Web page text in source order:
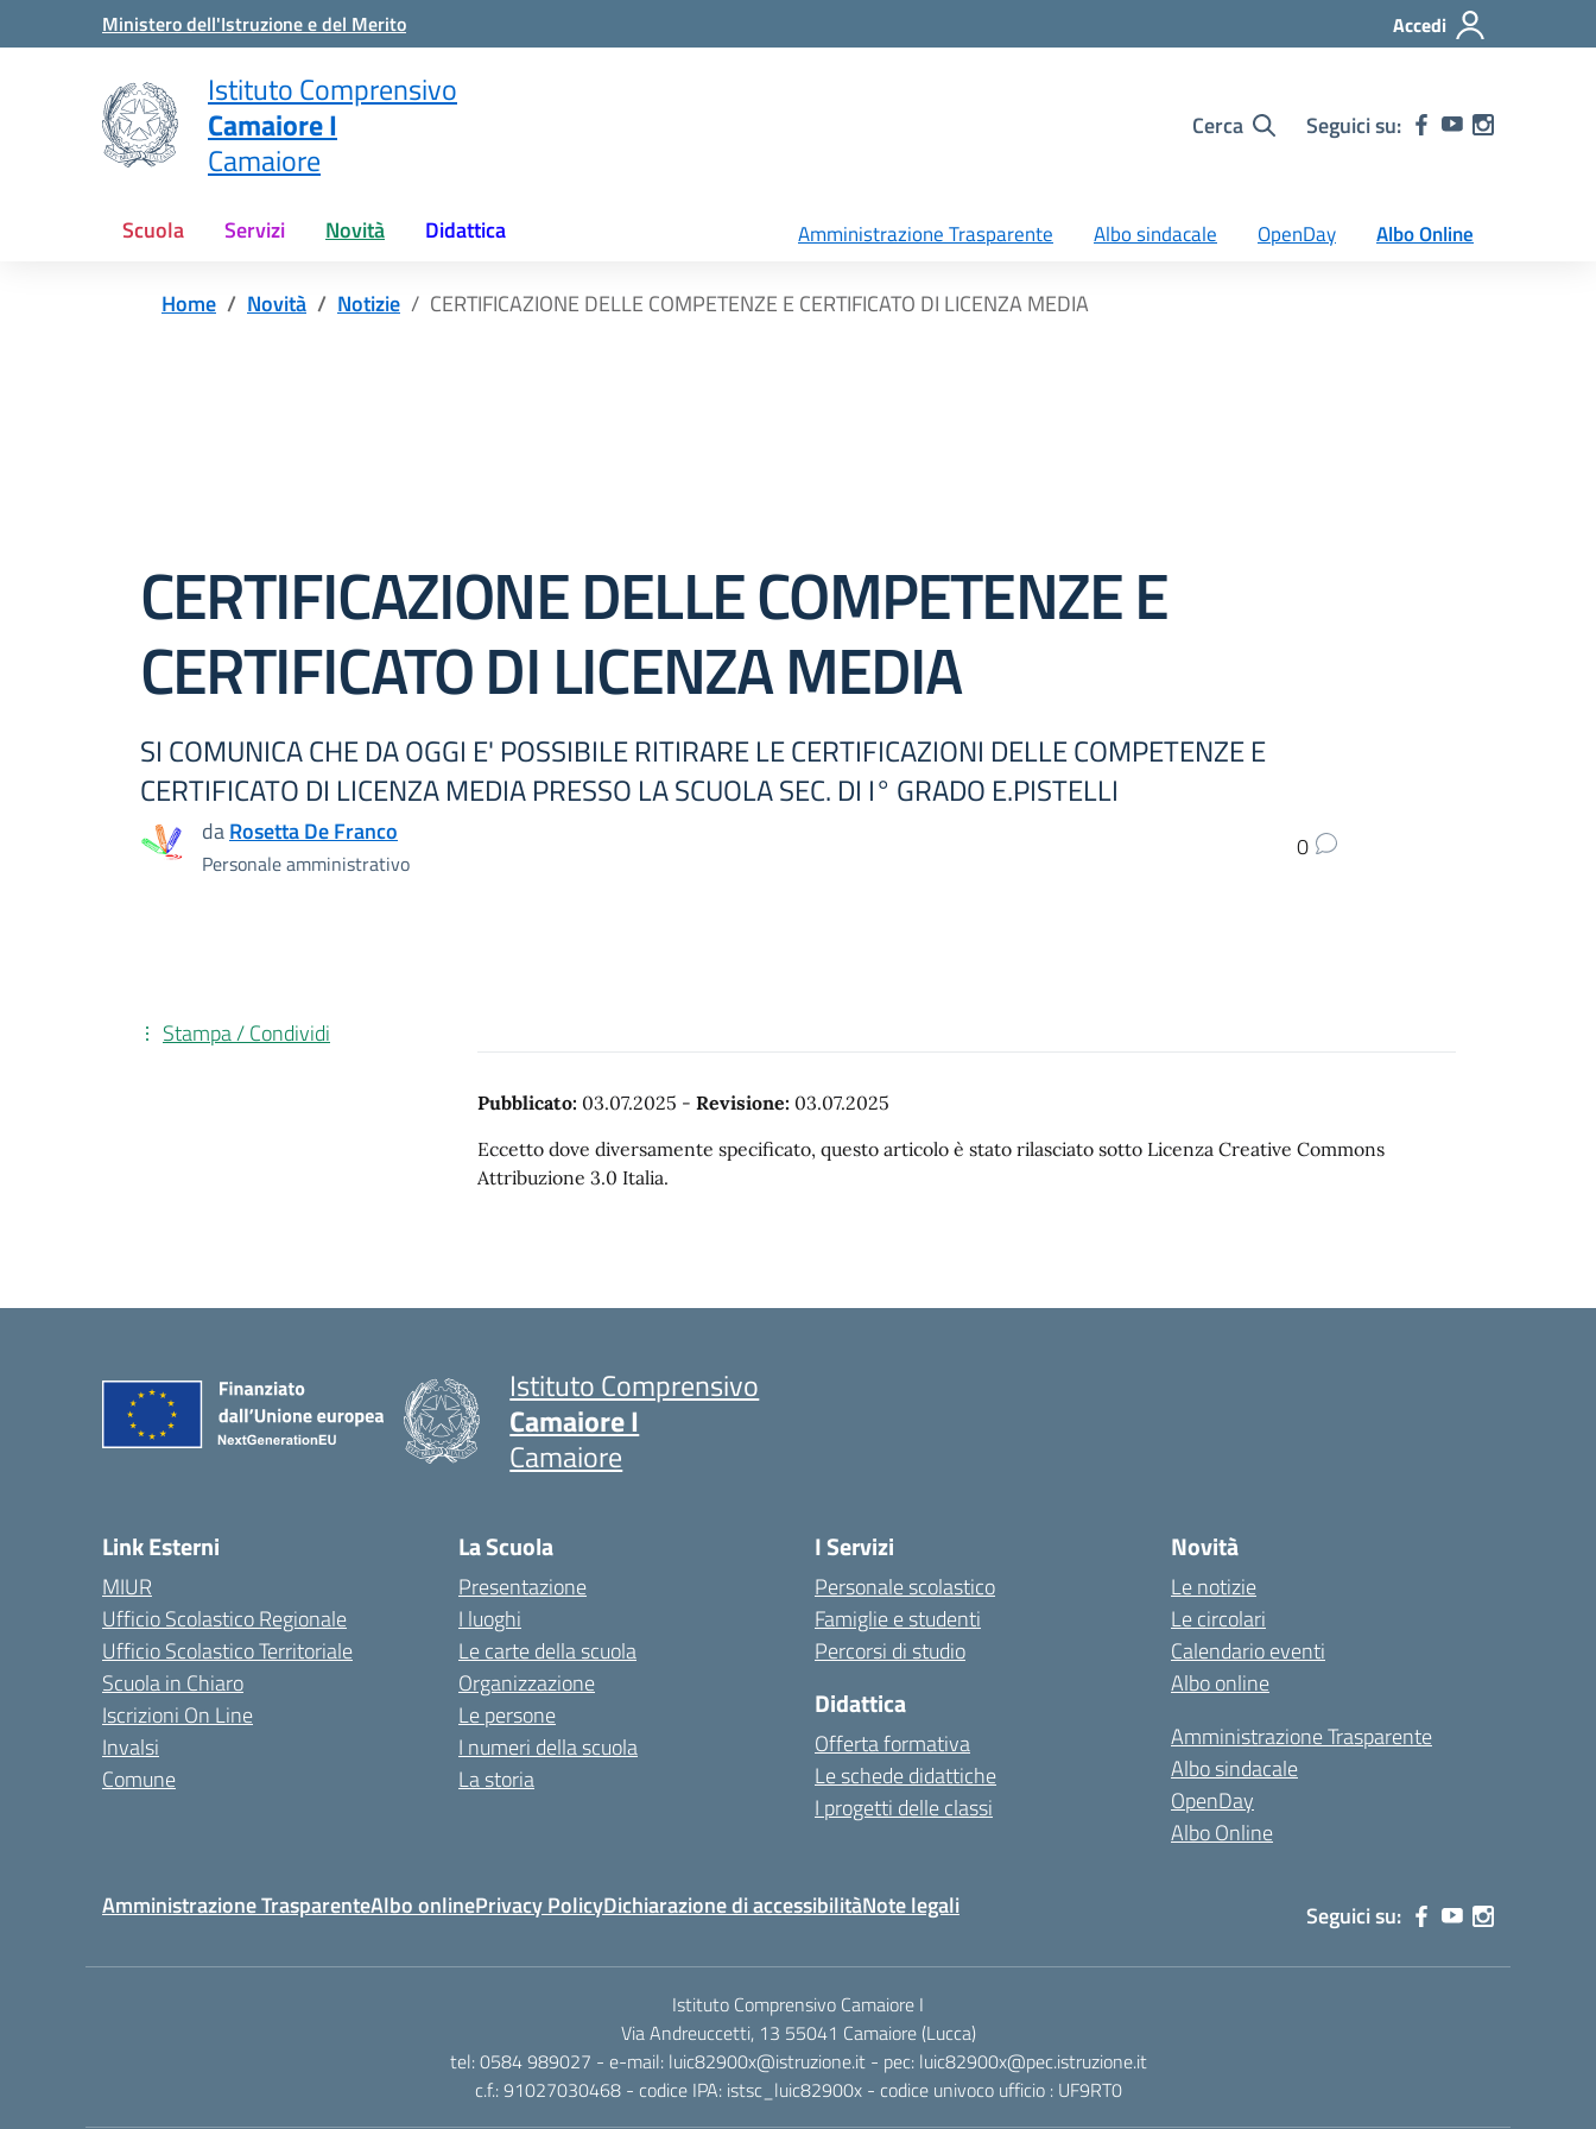
Vai ai contenuti
Vai al menu di navigazione
Ministero dell'Istruzione e del Merito Accedi
Istituto Comprensivo
Camaiore I
Camaiore
Cerca Seguici su:
Scuola Servizi Novità Didattica Amministrazione Trasparente Albo sindacale OpenDay Albo Online
Home Novità Notizie CERTIFICAZIONE DELLE COMPETENZE E CERTIFICATO DI LICENZA MEDIA
CERTIFICAZIONE DELLE COMPETENZE E
CERTIFICATO DI LICENZA MEDIA
SI COMUNICA CHE DA OGGI E' POSSIBILE RITIRARE LE CERTIFICAZIONI DELLE COMPETENZE E
CERTIFICATO DI LICENZA MEDIA PRESSO LA SCUOLA SEC. DI I° GRADO E.PISTELLI
daRosetta De Franco
Personale amministrativo
0
Pubblicato: 03.07.2025 - Revisione: 03.07.2025
Eccetto dove diversamente specificato, questo articolo è stato rilasciato sotto Licenza Creative Commons
Attribuzione 3.0 Italia.
Stampa / Condividi
Istituto Comprensivo
Camaiore I
Camaiore
Link Esterni
MIUR
Ufficio Scolastico Regionale
Ufficio Scolastico Territoriale
Scuola in Chiaro
Iscrizioni On Line
Invalsi
Comune
La Scuola
Presentazione
I luoghi
Le carte della scuola
Organizzazione
Le persone
I numeri della scuola
La storia
I Servizi
Personale scolastico
Famiglie e studenti
Percorsi di studio
Didattica
Offerta formativa
Le schede didattiche
I progetti delle classi
Novità
Le notizie
Le circolari
Calendario eventi
Albo online
Amministrazione Trasparente
Albo sindacale
OpenDay
Albo Online
Amministrazione TrasparenteAlbo onlinePrivacy PolicyDichiarazione di accessibilitàNote legali Seguici su:
Istituto Comprensivo Camaiore I
Via Andreuccetti, 13 55041 Camaiore (Lucca)
tel: 0584 989027 - e-mail: luic82900x@istruzione.it - pec: luic82900x@pec.istruzione.it
c.f.: 91027030468 - codice IPA: istsc_luic82900x - codice univoco ufficio : UF9RT0